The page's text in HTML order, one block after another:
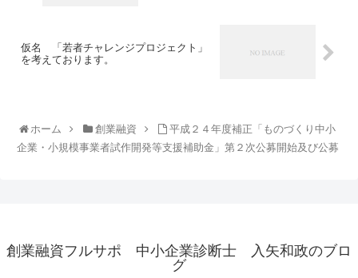
仮名 「若者チャレンジプロジェクト」
を考えております。
ホーム 創業融資
平成２４年度補正「ものづくり中小
企業・小規模事業者試作開発等支援補助金」第２次公募開始及び公募
創業融資フルサポ 中小企業診断士 入矢和政のブロ
グ